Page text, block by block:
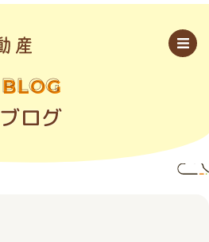
BLOG
ブログ